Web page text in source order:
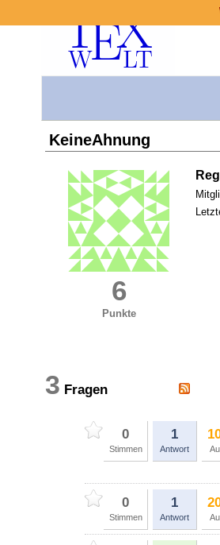
KeineAhnung
6
Punkte
3 Fragen
0
Stimmen
1
Antwort
0
Stimmen
1
Antwort